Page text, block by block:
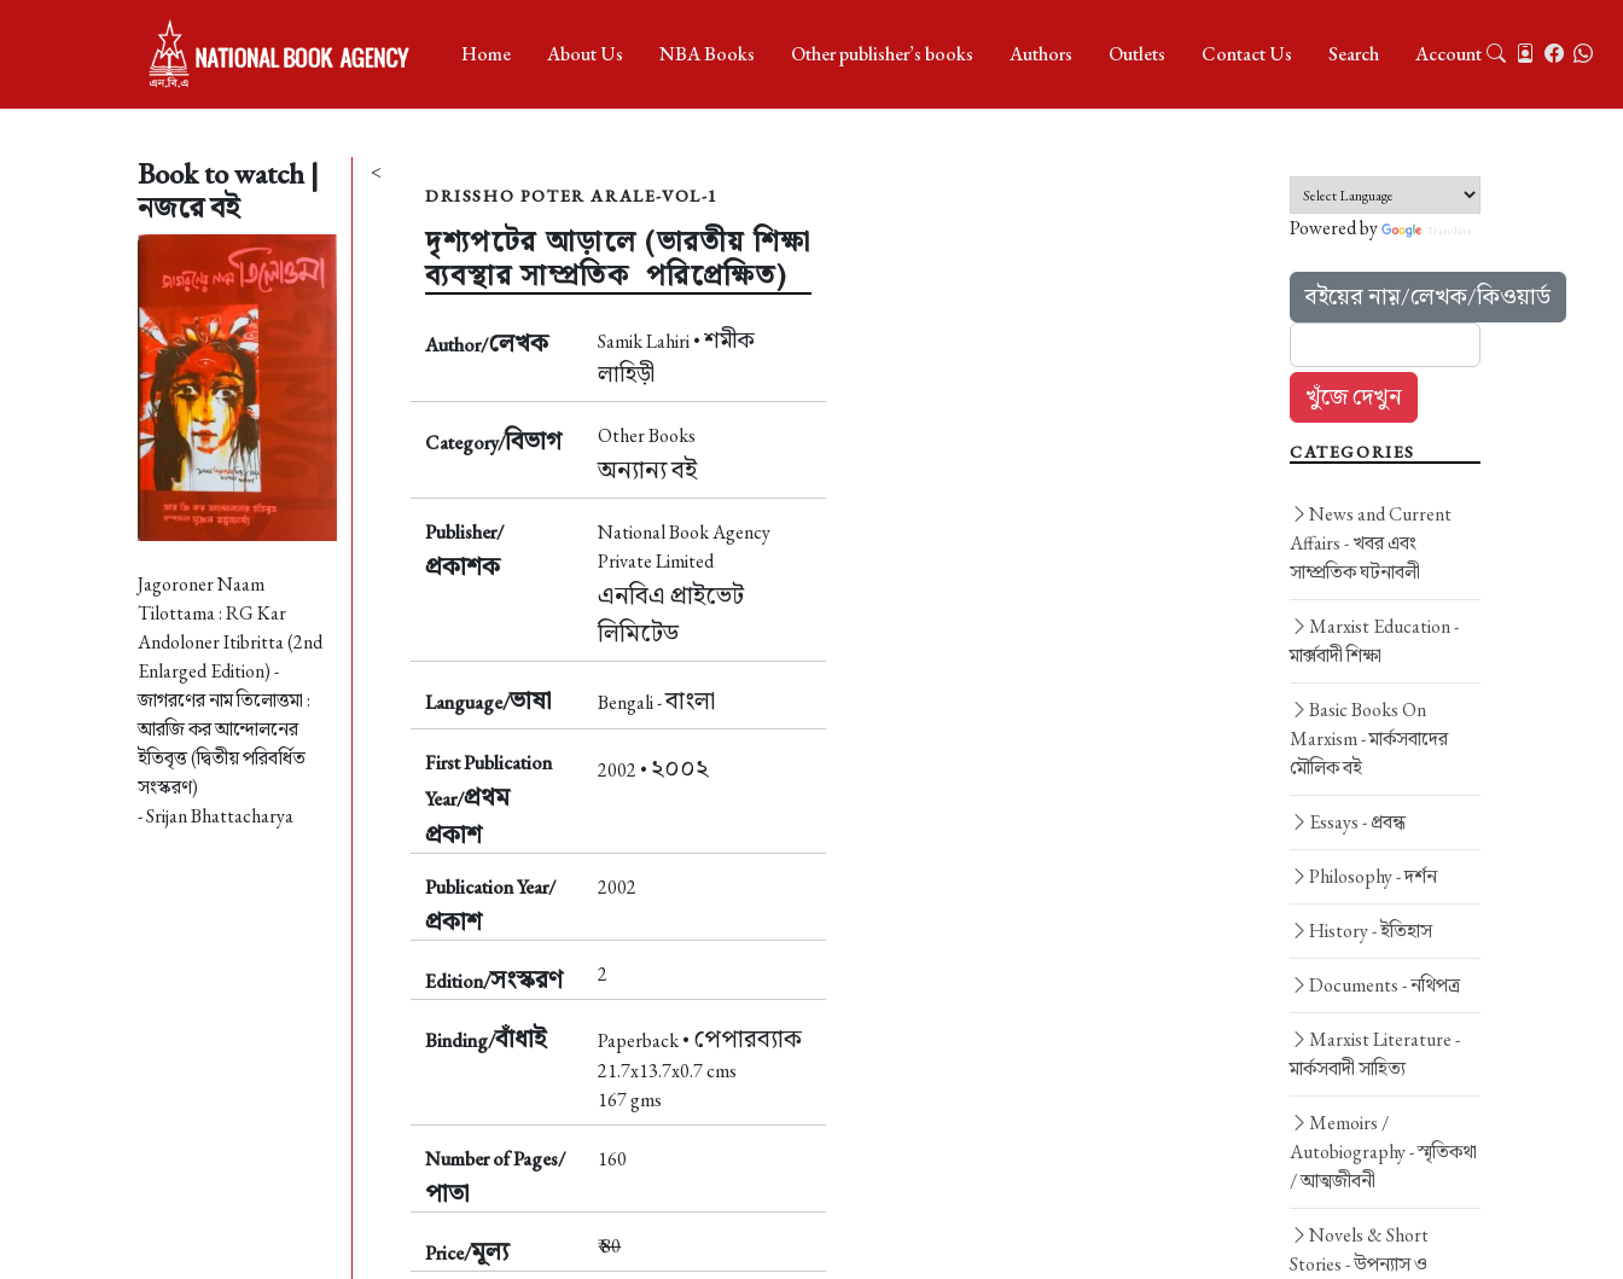
Home About Us NBA Books Other publisher’s books Authors Outlets Contact Us Search Account
Book to watch |
নজরে বই
Jagoroner Naam
Tilottama : RG Kar
Andoloner Itibritta (2nd
Enlarged Edition) -
জাগরণের নাম তিলোত্তমা :
আরজি কর আন্দোলনের
ইতিবৃত্ত (দ্বিতীয় পরিবর্ধিত
সংস্করণ)
- Srijan Bhattacharya
<
DRISSHO POTER ARALE-VOL-1
দৃশ্যপটের আড়ালে (ভারতীয় শিক্ষা
ব্যবস্থার সাম্প্রতিক পরিপ্রেক্ষিত)
Author/লেখক Samik Lahiri •শমীক
লাহিড়ী
Category/বিভাগ Other Books
অন্যান্য বই
Publisher/
প্রকাশক
National Book Agency
Private Limited
এনবিএ প্রাইভেট
লিমিটেড
Language/ভাষা Bengali -বাংলা
First Publication
Year/প্রথম
প্রকাশ
2002 • ২০০২
Publication Year/
প্রকাশ
2002
Edition/সংস্করণ 2
Binding/বাঁধাই Paperback • পেপারব্যাক
21.7x13.7x0.7 cms
167 gms
Number of Pages/
পাতা
160
Price/মূল্য ₹80
Powered by Translate
বইয়ের নাম়/লেখক/কিওয়ার্ড
CATEGORIES
News and Current
Affairs -খবর এবং
সাম্প্রতিক ঘটনাবলী
Marxist Education -
মার্ক্সবাদী শিক্ষা
Basic Books On
Marxism -মার্কসবাদের
মৌলিক বই
Essays -প্রবন্ধ
Philosophy -দর্শন
History -ইতিহাস
Documents -নথিপত্র
Marxist Literature -
মার্কসবাদী সাহিত্য
Memoirs /
Autobiography -স্মৃতিকথা
/ আত্মজীবনী
Novels & Short
Stories -উপন্যাস ও